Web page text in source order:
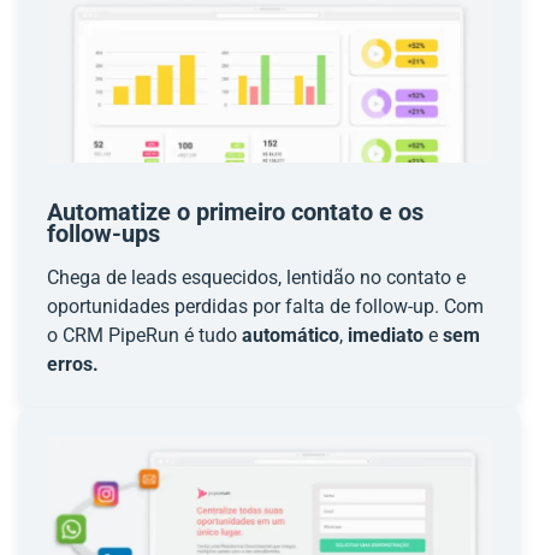
Automatize o primeiro contato e os
follow-ups
Chega de leads esquecidos, lentidão no contato e
oportunidades perdidas por falta de follow-up. Com
o CRM PipeRun é tudo automático, imediato e sem
erros.